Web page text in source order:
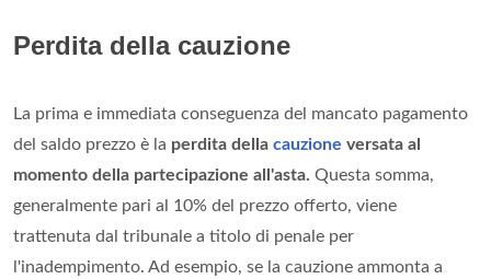
Perdita della cauzione
La prima e immediata conseguenza del mancato pagamento
del saldo prezzo è la perdita della cauzione versata al
momento della partecipazione all'asta. Questa somma,
generalmente pari al 10% del prezzo offerto, viene
trattenuta dal tribunale a titolo di penale per
l'inadempimento. Ad esempio, se la cauzione ammonta a